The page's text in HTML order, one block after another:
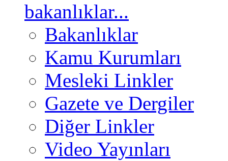
bakanlıklar...
Bakanlıklar
Kamu Kurumları
Mesleki Linkler
Gazete ve Dergiler
Diğer Linkler
Video Yayınları